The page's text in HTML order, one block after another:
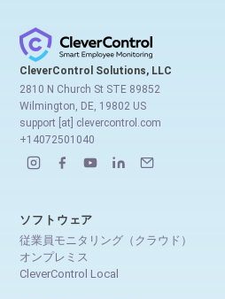
CleverControl Solutions, LLC
2810 N Church St STE 89852
Wilmington, DE, 19802 US
support [at] clevercontrol.com
+14072501040
ソフトウェア
従業員モニタリング（クラウド）
オンプレミス
CleverControl Local